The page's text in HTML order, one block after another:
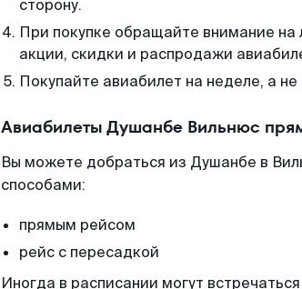
сторону.
При покупке обращайте внимание
акции, скидки и распродажи
Покупайте авиабилет на неделе, а
Авиабилеты Душанбе Вильнюс
Вы можете добраться из Душанбе в
способами:
прямым рейсом
рейс с пересадкой
Иногда в расписании могут